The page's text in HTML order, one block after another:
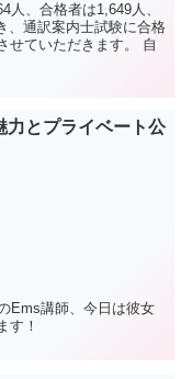
人、合格者は1,649人、
、通訳案内士試験に合格
せていただきます。 自
力とプライベート公
Ems講師、今日は彼女
す！